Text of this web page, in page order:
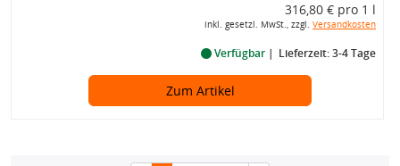
316,80 € pro 1 l
inkl. gesetzl. MwSt., zzgl. Versandkosten
Verfügbar Lieferzeit: 3-4 Tage
Zum Artikel